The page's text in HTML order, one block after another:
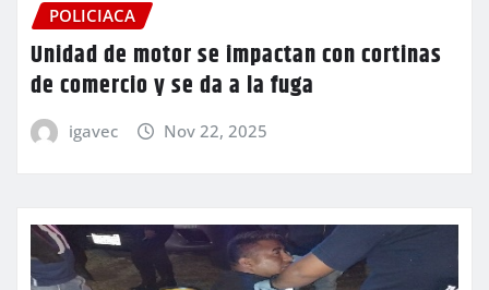
POLICIACA
Unidad de motor se impactan con cortinas
de comercio y se da a la fuga
igavec Nov 22, 2025